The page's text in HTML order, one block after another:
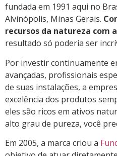
fundada em 1991 aqui no
Alvinópolis, Minas Gerais.
recursos da natureza com
resultado só poderia ser
Por investir continuamente
avançadas, profissionais
de suas instalações, a
excelência dos produtos
eles são ricos em ativos
alto grau de pureza, você
Em 2005, a marca criou a